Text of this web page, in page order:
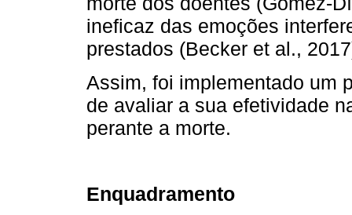
ineficaz das emoções
prestados (Becker et al.,
Assim, foi implementado um
de avaliar a sua efetividade
perante a morte.
Enquadramento